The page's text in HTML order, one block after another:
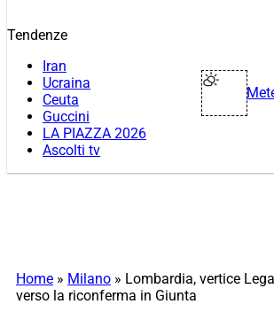
Tendenze
Iran
Ucraina
Ceuta
Guccini
LA PIAZZA 2026
Ascolti tv
Home » Milano » Lombardia, vertice
verso la riconferma in Giunta